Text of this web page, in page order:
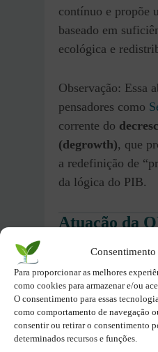
Para proporcionar as melhores
como cookies para armazenar e/ou
O consentimento para essas
como comportamento de navegação
consentir ou retirar o consentimento
determinados recursos e funções.
contínuo e propõe
baseado em
ecológica e
Observação: Essa
pensadores como
corrente do
(degrowth), que
a redefinição de
da lógica do PIB.
Atuação da
desenvolvimento
sendo
A resposta curta à
possível alcançar
completamente, ao